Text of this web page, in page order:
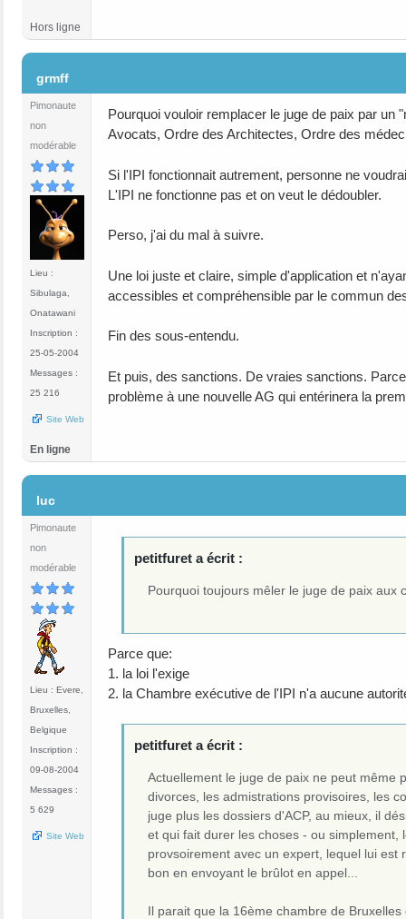
Hors ligne
grmff
Pimonaute
non
modérable
Lieu :
Sibulaga,
Onatawani
Inscription :
25-05-2004
Messages :
25 216
Site Web
Pourquoi vouloir remplacer le juge de paix par
Avocats, Ordre des Architectes, Ordre des
Si l'IPI fonctionnait autrement, personne ne
L'IPI ne fonctionne pas et on veut le dédoubler.
Perso, j'ai du mal à suivre.
Une loi juste et claire, simple d'application et
accessibles et compréhensible par le commun
Fin des sous-entendu.
Et puis, des sanctions. De vraies sanctions.
problème à une nouvelle AG qui entérinera la
En ligne
luc
Pimonaute
non
modérable
Lieu : Evere,
Bruxelles,
Belgique
Inscription :
09-08-2004
Messages :
5 629
Site Web
petitfuret a écrit :
Pourquoi toujours mêler le juge de paix aux
Parce que:
1. la loi l'exige
2. la Chambre exécutive de l'IPI n'a aucune
petitfuret a écrit :
Actuellement le juge de paix ne peut même
divorces, les admistrations provisoires, les
juge plus les dossiers d'ACP, au mieux, il
et qui fait durer les choses - ou
provsoirement avec un expert, lequel lui
bon en envoyant le brûlot en appel...
Il parait que la 16ème chambre de